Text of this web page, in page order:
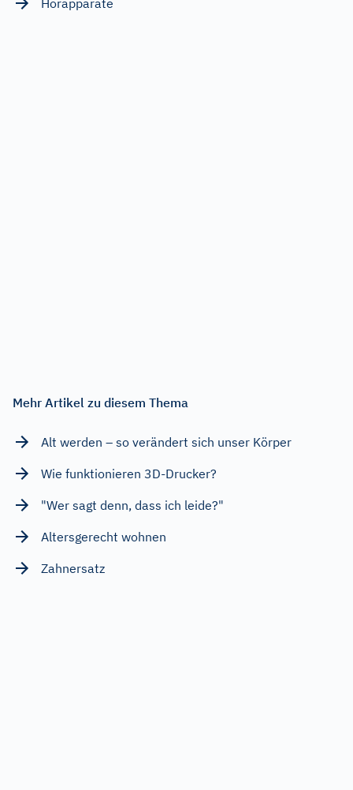
Hörapparate
Mehr Artikel zu diesem Thema
Alt werden – so verändert sich unser Körper
Wie funktionieren 3D-Drucker?
"Wer sagt denn, dass ich leide?"
Altersgerecht wohnen
Zahnersatz